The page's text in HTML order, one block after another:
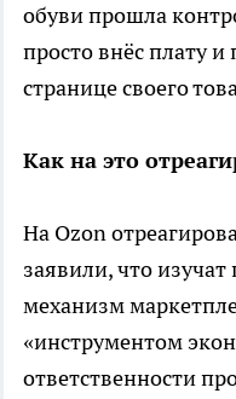
обуви прошла
просто внёс плату
странице своего
Как на это
На Ozon
заявили, что
механизм
«инструментом
ответственности